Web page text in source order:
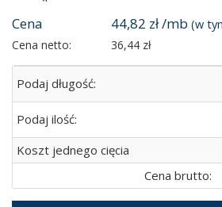
Cena 44,82 zł /mb(w
Cena netto:
36,44 zł
Podaj długość:
Podaj ilość:
Koszt jednego cięcia
Cena brutto: